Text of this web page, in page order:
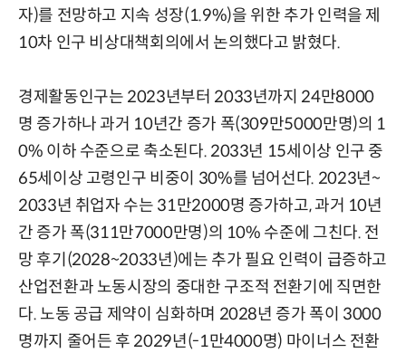
자)를 전망하고 지속 성장(1.9%)을 위한 추가 인력을 제
10차 인구 비상대책회의에서 논의했다고 밝혔다.
경제활동인구는 2023년부터 2033년까지 24만8000
명 증가하나 과거 10년간 증가 폭(309만5000만명)의 1
0% 이하 수준으로 축소된다. 2033년 15세이상 인구 중
65세이상 고령인구 비중이 30%를 넘어선다. 2023년~
2033년 취업자 수는 31만2000명 증가하고, 과거 10년
간 증가 폭(311만7000만명)의 10% 수준에 그친다. 전
망 후기(2028~2033년)에는 추가 필요 인력이 급증하고
산업전환과 노동시장의 중대한 구조적 전환기에 직면한
다. 노동 공급 제약이 심화하며 2028년 증가 폭이 3000
명까지 줄어든 후 2029년(-1만4000명) 마이너스 전환